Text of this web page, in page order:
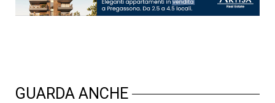
GUARDA ANCHE